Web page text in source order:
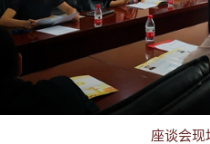
座谈会现